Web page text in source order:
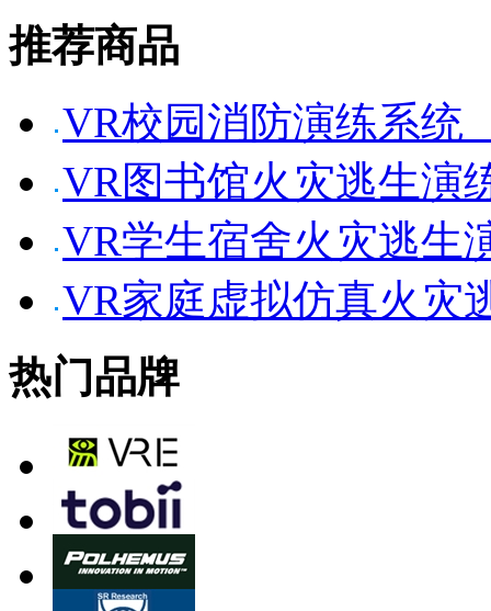
推荐商品
VR校园消防演练系统
VR图书馆火灾逃生演
VR学生宿舍火灾逃生
VR家庭虚拟仿真火灾
热门品牌